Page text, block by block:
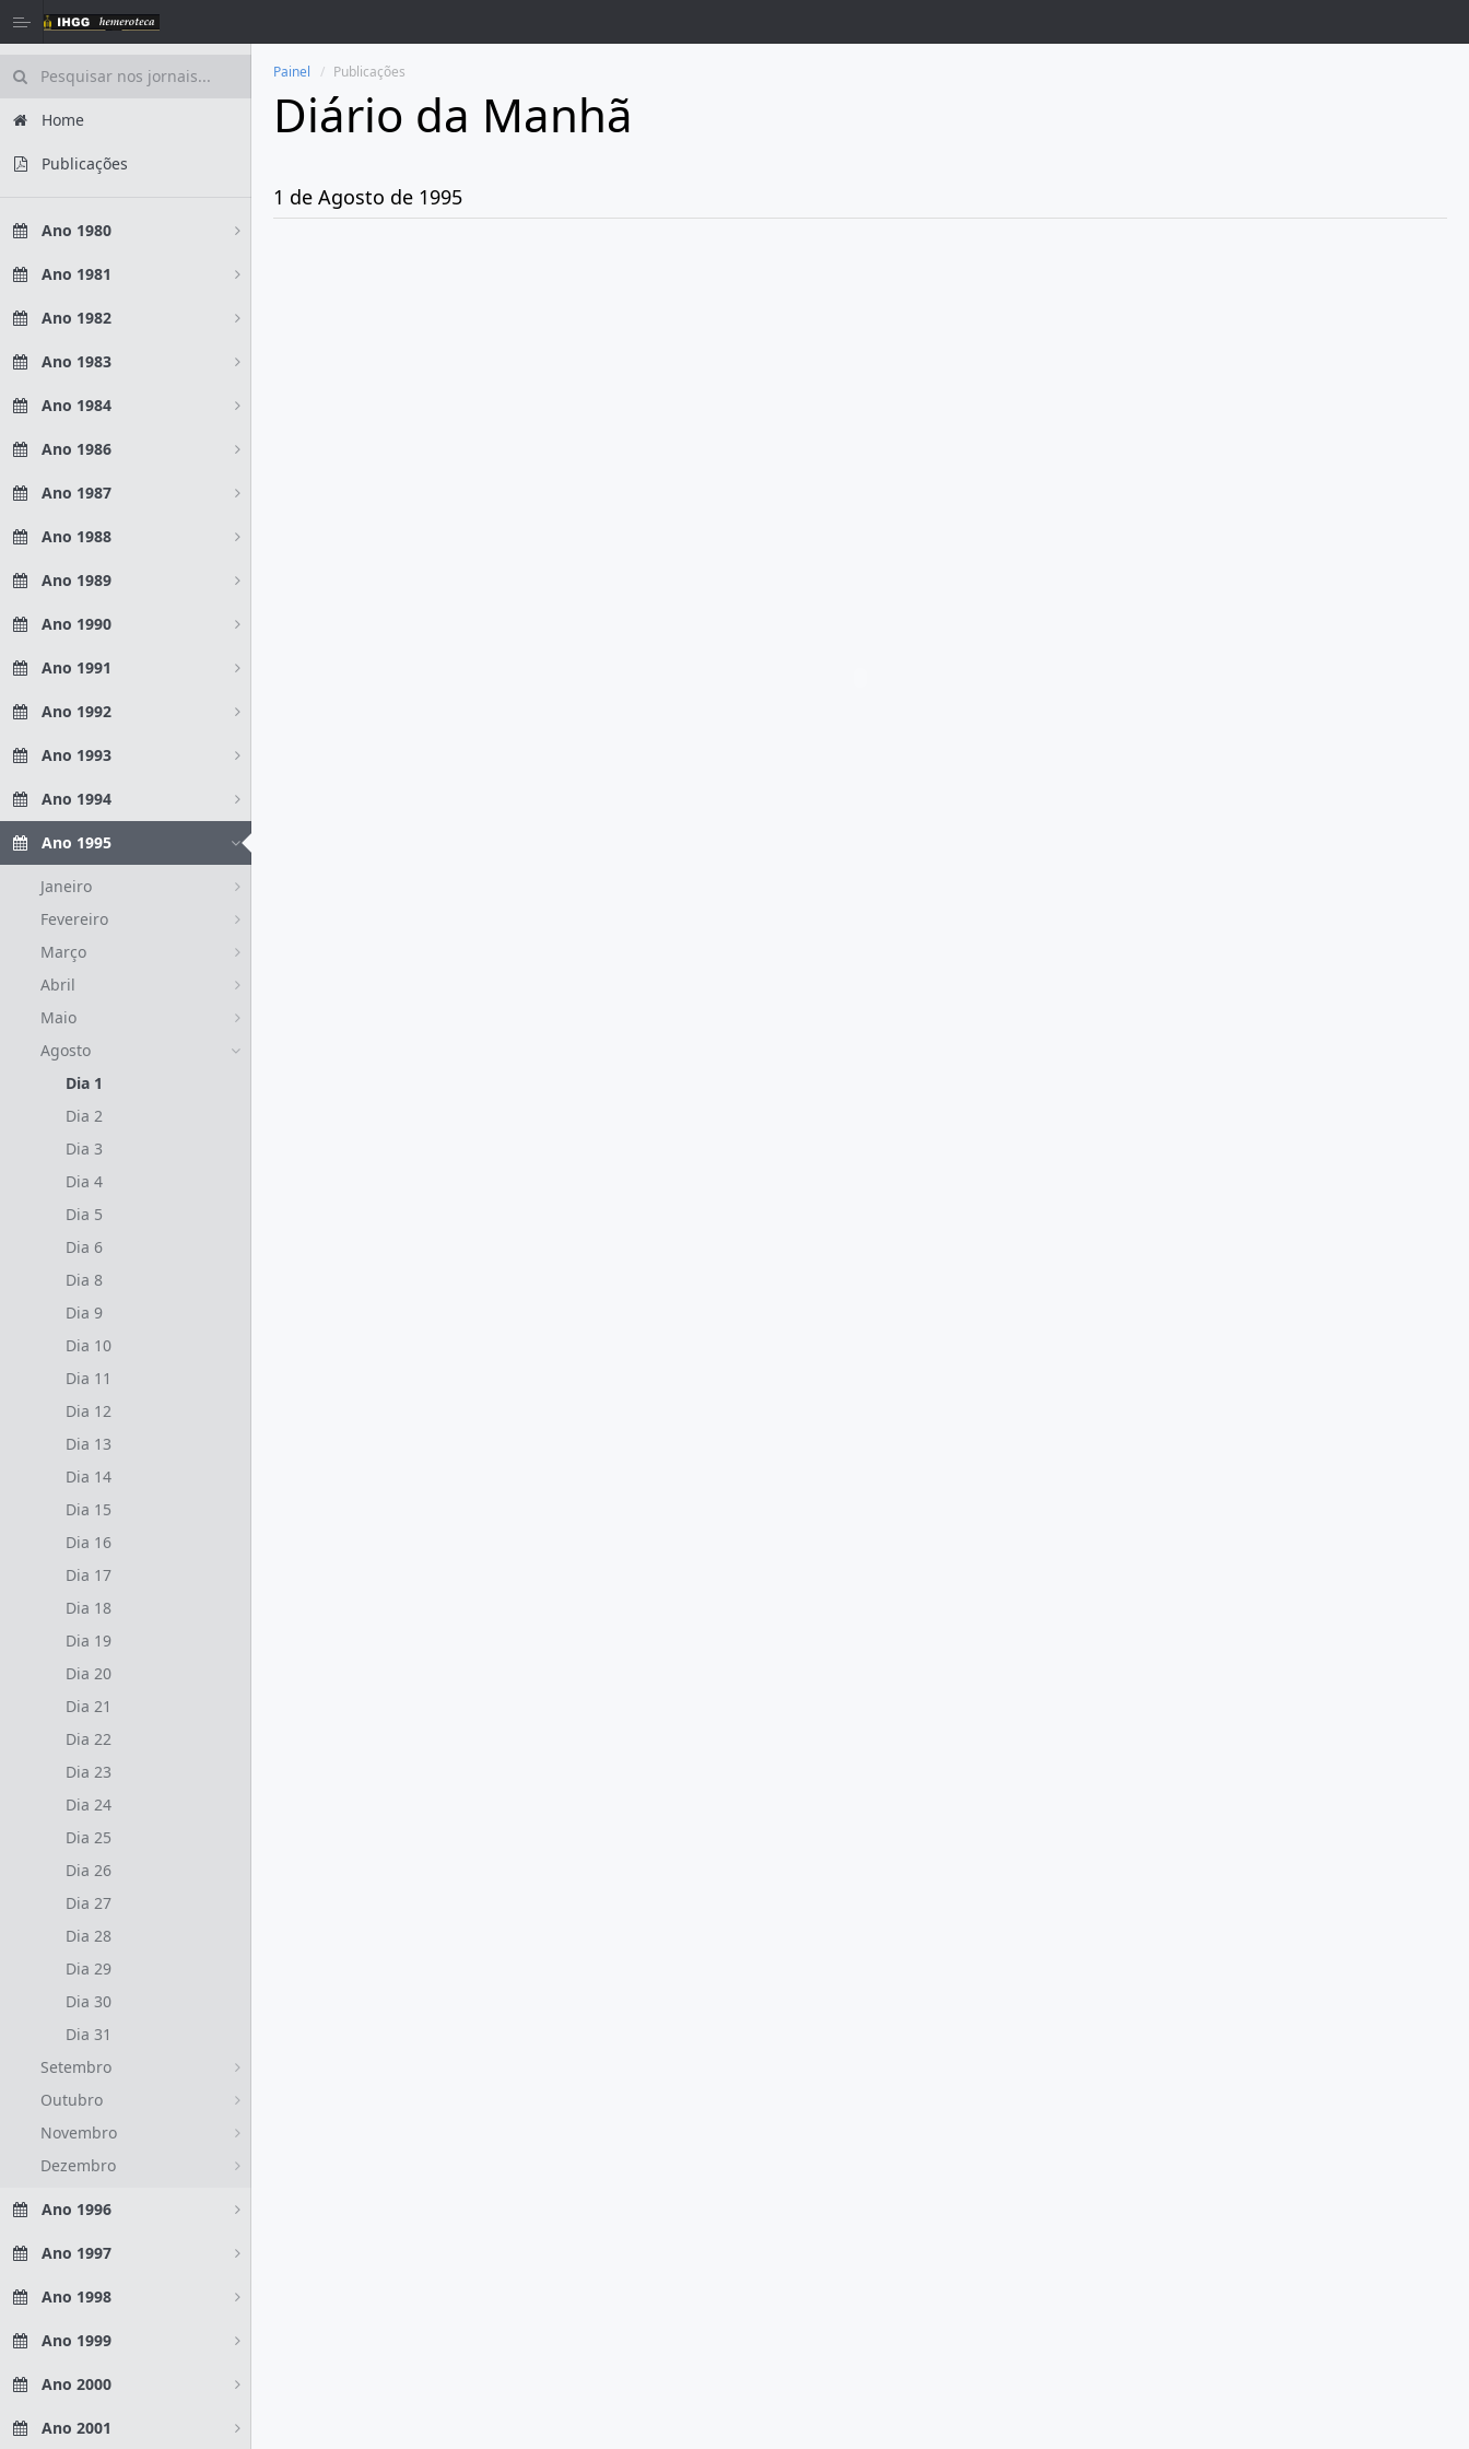
Home
Publicações
Ano 1980
Ano 1981
Ano 1982
Ano 1983
Ano 1984
Ano 1986
Ano 1987
Ano 1988
Ano 1989
Ano 1990
Ano 1991
Ano 1992
Ano 1993
Ano 1994
Ano 1995
Janeiro
Fevereiro
Março
Abril
Maio
Agosto
Dia 1
Dia 2
Dia 3
Dia 4
Dia 5
Dia 6
Dia 8
Dia 9
Dia 10
Dia 11
Dia 12
Dia 13
Dia 14
Dia 15
Dia 16
Dia 17
Dia 18
Dia 19
Dia 20
Dia 21
Dia 22
Dia 23
Dia 24
Dia 25
Dia 26
Dia 27
Dia 28
Dia 29
Dia 30
Dia 31
Setembro
Outubro
Novembro
Dezembro
Ano 1996
Ano 1997
Ano 1998
Ano 1999
Ano 2000
Ano 2001
Painel Publicações
Diário da Manhã
1 de Agosto de 1995